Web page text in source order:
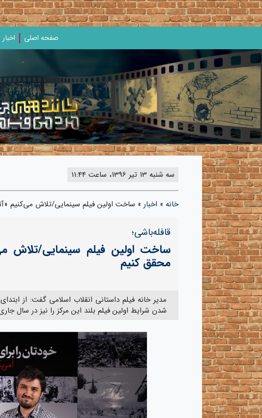
صفحه اصلی اخبار
سه شنبه 13 تیر 1396، ساعت 11:44
خانه » اخبار » ساخت اولین فیلم سینمایی/تلاش می‌کنیم
قافله‌باشی؛
ساخت اولین فیلم سینمایی/تلاش
محقق کنیم
شدن شرایط اولین فیلم بلند این مرکز را نیز در سال